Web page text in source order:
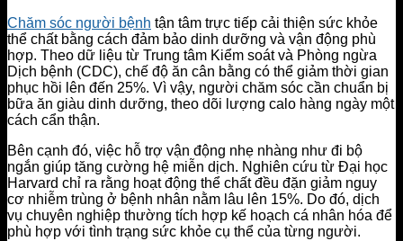
Chăm sóc người bệnh tận tâm trực tiếp cải thiện sức khỏe
thể chất bằng cách đảm bảo dinh dưỡng và vận động phù
hợp. Theo dữ liệu từ Trung tâm Kiểm soát và Phòng ngừa
Dịch bệnh (CDC), chế độ ăn cân bằng có thể giảm thời gian
phục hồi lên đến 25%. Vì vậy, người chăm sóc cần chuẩn bị
bữa ăn giàu dinh dưỡng, theo dõi lượng calo hàng ngày một
cách cẩn thận.
Bên cạnh đó, việc hỗ trợ vận động nhẹ nhàng như đi bộ
ngắn giúp tăng cường hệ miễn dịch. Nghiên cứu từ Đại học
Harvard chỉ ra rằng hoạt động thể chất đều đặn giảm nguy
cơ nhiễm trùng ở bệnh nhân nằm lâu lên 15%. Do đó, dịch
vụ chuyên nghiệp thường tích hợp kế hoạch cá nhân hóa để
phù hợp với tình trạng sức khỏe cụ thể của từng người.